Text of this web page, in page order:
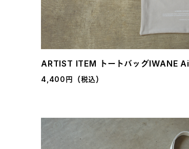
ARTIST ITEM トートバッグIWANE Ai
4,400円（税込）